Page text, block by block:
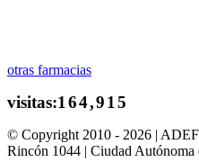
otras farmacias
© Copyright 2010 - 2026 | ADEF
Rincón 1044 | Ciudad